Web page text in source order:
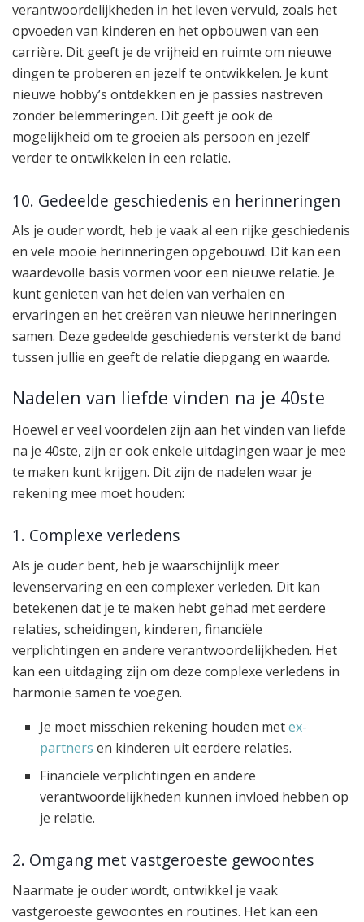
verantwoordelijkheden in het leven vervuld, zoals het
opvoeden van kinderen en het opbouwen van een
carrière. Dit geeft je de vrijheid en ruimte om nieuwe
dingen te proberen en jezelf te ontwikkelen. Je kunt
nieuwe hobby’s ontdekken en je passies nastreven
zonder belemmeringen. Dit geeft je ook de
mogelijkheid om te groeien als persoon en jezelf
verder te ontwikkelen in een relatie.
10. Gedeelde geschiedenis en herinneringen
Als je ouder wordt, heb je vaak al een rijke geschiedenis
en vele mooie herinneringen opgebouwd. Dit kan een
waardevolle basis vormen voor een nieuwe relatie. Je
kunt genieten van het delen van verhalen en
ervaringen en het creëren van nieuwe herinneringen
samen. Deze gedeelde geschiedenis versterkt de band
tussen jullie en geeft de relatie diepgang en waarde.
Nadelen van liefde vinden na je 40ste
Hoewel er veel voordelen zijn aan het vinden van liefde
na je 40ste, zijn er ook enkele uitdagingen waar je mee
te maken kunt krijgen. Dit zijn de nadelen waar je
rekening mee moet houden:
1. Complexe verledens
Als je ouder bent, heb je waarschijnlijk meer
levenservaring en een complexer verleden. Dit kan
betekenen dat je te maken hebt gehad met eerdere
relaties, scheidingen, kinderen, financiële
verplichtingen en andere verantwoordelijkheden. Het
kan een uitdaging zijn om deze complexe verledens in
harmonie samen te voegen.
Je moet misschien rekening houden metex-
partners en kinderen uit eerdere relaties.
Financiële verplichtingen en andere
verantwoordelijkheden kunnen invloed hebben op
je relatie.
2. Omgang met vastgeroeste gewoontes
Naarmate je ouder wordt, ontwikkel je vaak
vastgeroeste gewoontes en routines. Het kan een